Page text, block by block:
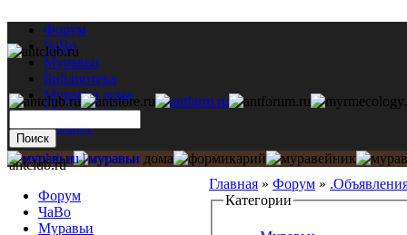
Форум
ЧаВо
Муравьи
Библиотека
Муравьи дома
Мастерская
Каталог
Главная » Форум »
Категории
antclub.ru
Форум
ЧаВо
Муравьи